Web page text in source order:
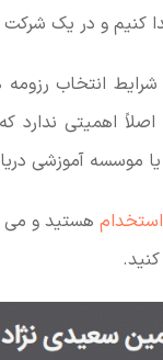
کنیم و در یک
انتخاب رزومه
اصلاً اهمیتی
یا موسسه آموزشی
هستید و می